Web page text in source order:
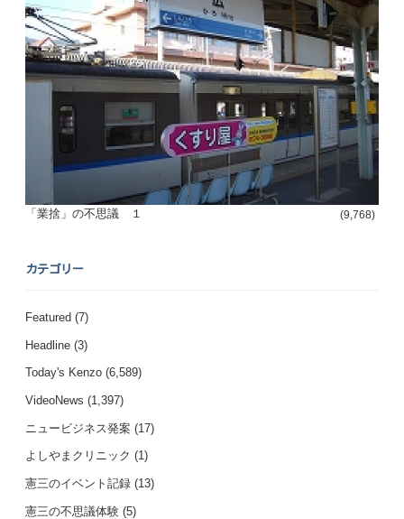
「業捨」の不思議 １ (9,768)
カテゴリー
Featured (7)
Headline (3)
Today's Kenzo (6,589)
VideoNews (1,397)
ニュービジネス発案 (17)
よしやまクリニック (1)
憲三のイベント記録 (13)
憲三の不思議体験 (5)